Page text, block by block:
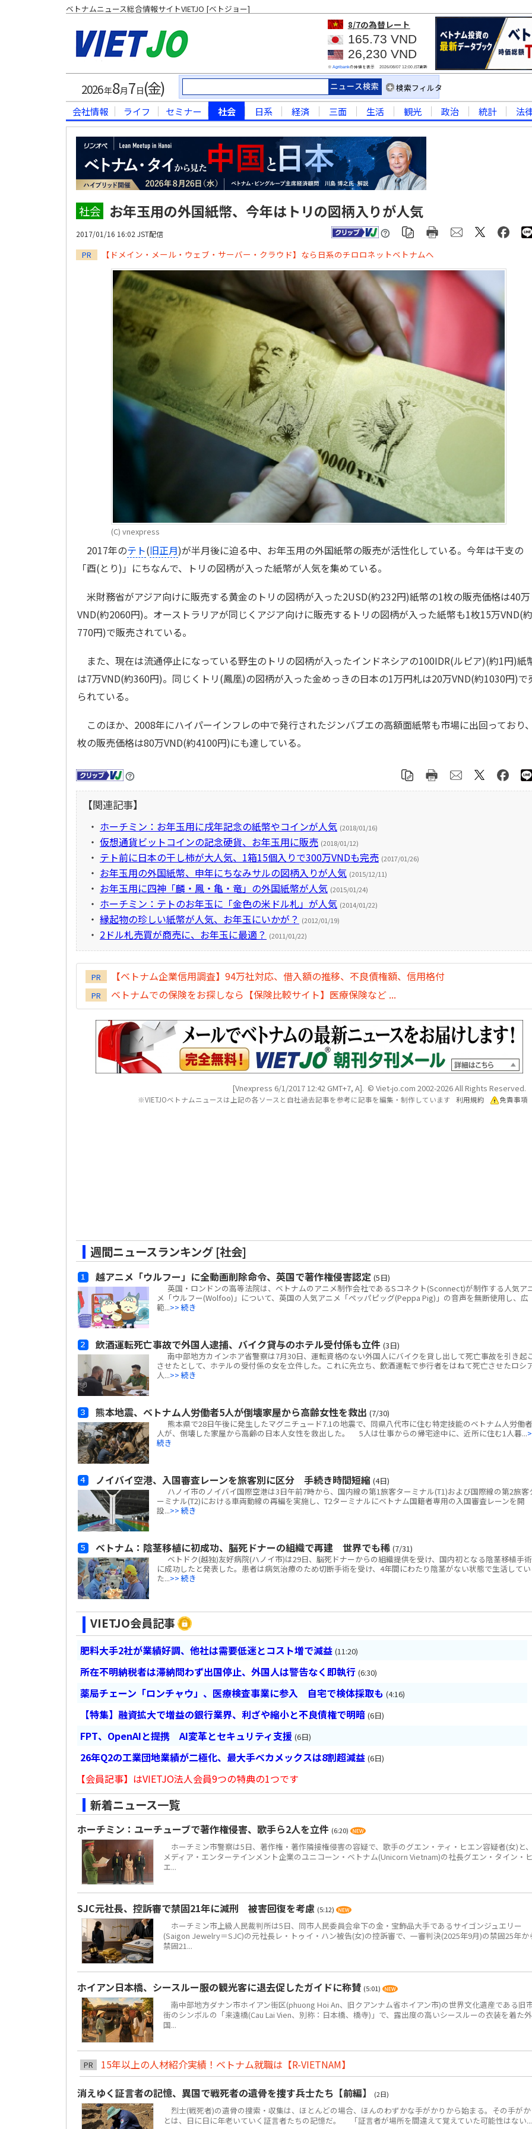
ベトナムニュース総合情報サイトVIETJO [ベトジョー]
8/7の為替レート
165.73 VND
26,230 VND
※ Agribankの仲値を表示 2026/08/07 12:00JST更新
2026年8月7 日(金) 検索フィルタ
会社情報 ライフ セミナー 社会 日系 経済 三面 生活 観光 政治 統計 法
社会 お年玉用の外国紙幣、今年はトリの図柄入りが人気
2017/01/16 16:02 JST配信
PR 【ドメイン・メール・ウェブ・サーバー・クラウド】なら日系のチロロネットベトナムへ
(C) vnexpress
2017年のテト(旧正月)が半月後に迫る中、お年玉用の外国紙幣の販売が活性化している。今年は干支の
「酉(とり)」にちなんで、トリの図柄が入った紙幣が人気を集めている。
米財務省がアジア向けに販売する黄金のトリの図柄が入った2USD(約232円)紙幣の1枚の販売価格は40万
VND(約2060円)。オーストラリアが同じくアジア向けに販売するトリの図柄が入った紙幣も1枚15万VND(約
770円)で販売されている。
また、現在は流通停止になっている野生のトリの図柄が入ったインドネシアの100IDR(ルピア)(約1円)紙
は7万VND(約360円)。同じくトリ(鳳凰)の図柄が入った金めっきの日本の1万円札は20万VND(約1030円)で
られている。
このほか、2008年にハイパーインフレの中で発行されたジンバブエの高額面紙幣も市場に出回っており
枚の販売価格は80万VND(約4100円)にも達している。
【関連記事】
・ ホーチミン：お年玉用に戌年記念の紙幣やコインが人気 (2018/01/16)
・ 仮想通貨ビットコインの記念硬貨、お年玉用に販売 (2018/01/12)
・ テト前に日本の干し柿が大人気、1箱15個入りで300万VNDも完売 (2017/01/26)
・ お年玉用の外国紙幣、申年にちなみサルの図柄入りが人気 (2015/12/11)
・ お年玉用に四神「麟・鳳・亀・竜」の外国紙幣が人気 (2015/01/24)
・ ホーチミン：テトのお年玉に「金色の米ドル札」が人気 (2014/01/22)
・ 縁起物の珍しい紙幣が人気、お年玉にいかが？ (2012/01/19)
・ 2ドル札売買が商売に、お年玉に最適？ (2011/01/22)
PR 【ベトナム企業信用調査】94万社対応、借入額の推移、不良債権額、信用格付
PR ベトナムでの保険をお探しなら【保険比較サイト】医療保険など ...
[Vnexpress 6/1/2017 12:42 GMT+7, A]. © Viet-jo.com 2002-2026 All Rights Reserved.
※VIETJOベトナムニュースは上記の各ソースと自社過去記事を参考に記事を編集・制作しています 利用規約 免責事項
週間ニュースランキング [社会]
越アニメ「ウルフー」に全動画削除命令、英国で著作権侵害認定 (5日)
英国・ロンドンの高等法院は、ベトナムのアニメ制作会社であるSコネクト(Sconnect)が制作する人気ア
メ「ウルフー(Wolfoo)」について、英国の人気アニメ「ペッパピッグ(Peppa Pig)」の音声を無断使用し、広
範...>> 続き
飲酒運転死亡事故で外国人逮捕、バイク貸与のホテル受付係も立件 (3日)
南中部地方カインホア省警察は7月30日、運転資格のない外国人にバイクを貸し出して死亡事故を引き起
させたとして、ホテルの受付係の女を立件した。これに先立ち、飲酒運転で歩行者をはねて死亡させたロシ
人...>> 続き
熊本地震、ベトナム人労働者5人が倒壊家屋から高齢女性を救出 (7/30)
熊本県で28日午後に発生したマグニチュード7.1の地震で、同県八代市に住む特定技能のベトナム人労働
人が、倒壊した家屋から高齢の日本人女性を救出した。 5人は仕事からの帰宅途中に、近所に住む1人暮...
続き
ノイバイ空港、入国審査レーンを旅客別に区分 手続き時間短縮 (4日)
ハノイ市のノイバイ国際空港は3日午前7時から、国内線の第1旅客ターミナル(T1)および国際線の第2旅客
ーミナル(T2)における車両動線の再編を実施し、T2ターミナルにベトナム国籍者専用の入国審査レーンを開
設...>> 続き
ベトナム：陰茎移植に初成功、脳死ドナーの組織で再建 世界でも稀 (7/31)
ベトドク(越独)友好病院(ハノイ市)は29日、脳死ドナーからの組織提供を受け、国内初となる陰茎移植手術
に成功したと発表した。患者は病気治療のため切断手術を受け、4年間にわたり陰茎がない状態で生活してい
た...>> 続き
VIETJO会員記事
肥料大手2社が業績好調、他社は需要低迷とコスト増で減益 (11:20)
所在不明納税者は滞納問わず出国停止、外国人は警告なく即執行 (6:30)
薬局チェーン「ロンチャウ」、医療検査事業に参入 自宅で検体採取も (4:16)
【特集】融資拡大で増益の銀行業界、利ざや縮小と不良債権で明暗 (6日)
FPT、OpenAIと提携 AI変革とセキュリティ支援 (6日)
26年Q2の工業団地業績が二極化、最大手ベカメックスは8割超減益 (6日)
【会員記事】はVIETJO法人会員9つの特典の1つです
新着ニュース一覧
ホーチミン：ユーチューブで著作権侵害、歌手ら2人を立件 (6:20)
ホーチミン市警察は5日、著作権・著作隣接権侵害の容疑で、歌手のグエン・ティ・ヒエン容疑者(女)と、
メディア・エンターテインメント企業のユニコーン・ベトナム(Unicorn Vietnam)の社長グエン・タイン・ヒ
エ...
SJC元社長、控訴審で禁固21年に減刑 被害回復を考慮 (5:12)
ホーチミン市上級人民裁判所は5日、同市人民委員会傘下の金・宝飾品大手であるサイゴンジュエリー
(Saigon Jewelry＝SJC)の元社長レ・トゥイ・ハン被告(女)の控訴審で、一審判決(2025年9月)の禁固25年か
禁固21...
ホイアン日本橋、シースルー服の観光客に退去促したガイドに称賛 (5:01)
南中部地方ダナン市ホイアン街区(phuong Hoi An、旧クアンナム省ホイアン市)の世界文化遺産である旧
街のシンボルの「来遠橋(Cau Lai Vien、別称：日本橋、橋寺)」で、露出度の高いシースルーの衣装を着た外
国...
PR
15年以上の人材紹介実績！ベトナム就職は【R-VIETNAM】
消えゆく証言者の記憶、異国で戦死者の遺骨を捜す兵士たち【前編】
(2日)
烈士(戦死者)の遺骨の捜索・収集は、ほとんどの場合、ほんのわずかな手がかりから始まる。その手がか
とは、日に日に年老いていく証言者たちの記憶だ。 「証言者が場所を間違えて覚えていた可能性はない...